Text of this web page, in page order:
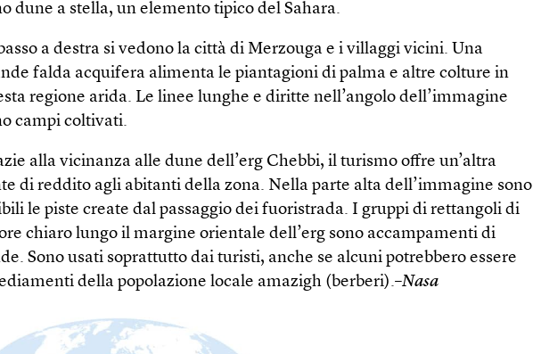
dune a stella, un elemento tipico del Sahara.
a destra si vedono la città di Merzouga e i villaggi vicini. Una
falda acquifera alimenta le piantagioni di palma e altre colture in
regione arida. Le linee lunghe e diritte nell’angolo dell’immagine
campi coltivati.
alla vicinanza alle dune dell’erg Chebbi, il turismo offre un’altra
di reddito agli abitanti della zona. Nella parte alta dell’immagine sono
le piste create dal passaggio dei fuoristrada. I gruppi di rettangoli di
chiaro lungo il margine orientale dell’erg sono accampamenti di
Sono usati soprattutto dai turisti, anche se alcuni potrebbero essere
della popolazione locale amazigh (berberi).–Nasa